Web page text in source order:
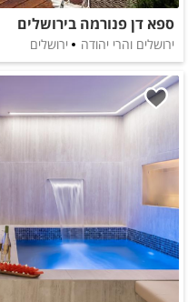
ספא דן פנורמה בירושלים
ירושלים והרי יהודה ירושלים